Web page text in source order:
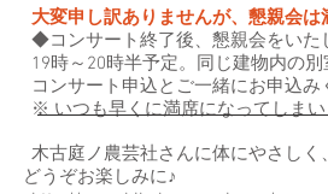
大変申し訳ありませんが、懇親会は
◆コンサート終了後、懇親会をいた
19時～20時半予定。同じ建物内の別
コンサート申込とご一緒にお申込み
※ いつも早くに満席になってしま
木古庭ノ農芸社さんに体にやさしく
どうぞお楽しみに♪